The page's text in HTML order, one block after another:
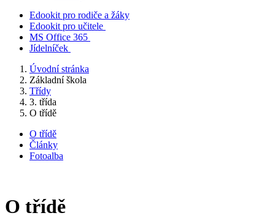
Edookit pro rodiče a žáky
Edookit pro učitele
MS Office 365
Jídelníček
Úvodní stránka
Základní škola
Třídy
3. třída
O třídě
O třídě
Články
Fotoalba
O třídě